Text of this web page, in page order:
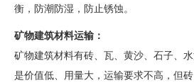
衡，防潮防湿，防止锈蚀。
矿物建筑材料运输：
矿物建筑材料有砖、瓦、黄沙、石子、
是价值低、用量大，运输要求不高，但